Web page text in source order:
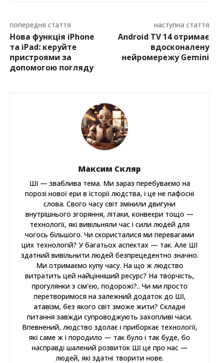
попередня стаття
Нова функція iPhone
та iPad: керуйте
пристроями за
допомогою погляду
наступна стаття
Android TV 14 отримає
вдосконалену
нейромережу Gemini
Максим Скляр
ШІ — зваблива тема. Ми зараз перебуваємо на
порозі нової ери в історії людства, і це не пафосні
слова. Свого часу світ змінили двигуни
внутрішнього згоряння, літаки, конвеєри тощо —
технології, які вивільняли час і сили людей для
чогось більшого. Чи скористалися ми перевагами
цих технологій? У багатьох аспектах — так. Але ШІ
здатний вивільнити людей безпрецедентно значно.
Ми отримаємо купу часу. На що ж людство
витратить цей найцінніший ресурс? На творчість,
прогулянки з сім'єю, подорожі?.. Чи ми просто
перетворимося на залежний додаток до ШІ,
атавізм, без якого світ зможе жити? Складні
питання завжди супроводжують захопливі часи.
Впевнений, людство здолає і приборкає технології,
які саме ж і породило — так було і так буде, бо
насправді шалений розвиток ШІ це про нас —
людей, які здатні творити нове.